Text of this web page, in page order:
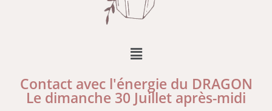
Contact avec l'énergie du DRAGON
Le dimanche 30 Juillet après-midi